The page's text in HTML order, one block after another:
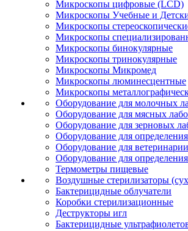
Микроскопы цифровые (LCD)
Микроскопы Учебные и
Микроскопы
Микроскопы
Микроскопы бинокулярные
Микроскопы тринокулярные
Микроскопы Микромед
Микроскопы люминесцентные
Микроскопы
Оборудование для молочных
Оборудование для мясных
Оборудование для зерновых
Оборудование для
Оборудование для ветеринарии
Оборудование для
Термометры пищевые
Воздушные стерилизаторы
Бактерицидные облучатели
Коробки стерилизационные
Деструкторы игл
Бактерицидные